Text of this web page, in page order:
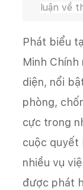
luận về
Phát biểu
Minh
diện, nổi
phòng,
cực trong
cuộc quyết
nhiều vụ
được phát